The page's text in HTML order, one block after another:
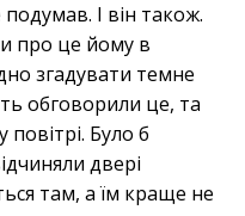
І він також.
про це йому в
згадувати темне
обговорили це, та
Було б
двері
там, а їм краще не